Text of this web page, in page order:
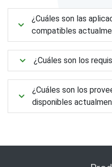
¿Cuáles son las
compatibles
¿Cuáles son los
¿Cuáles son los
disponibles